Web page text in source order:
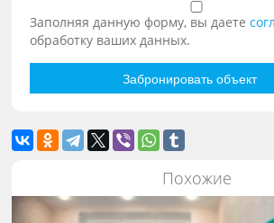
Заполняя данную форму, вы даете
обработку ваших данных.
Похожие